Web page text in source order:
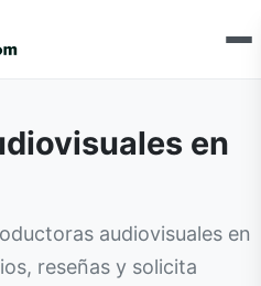
en
audiovisuales en
reseñas y solicita